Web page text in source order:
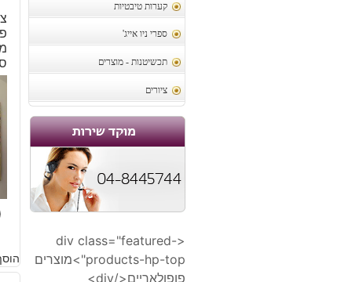
קערות טיבטיות
ספרי ניו אייג'
תכשיטנות - מוצרים
ציורים
<div class="featured-
products-hp-top">מוצרים
פופולאריים</div>